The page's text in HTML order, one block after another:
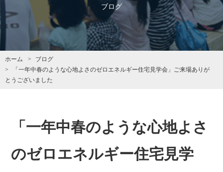
ブログ
ホーム
ブログ
「一年中春のような心地よさのゼロエネルギー住宅見学会」ご来場ありが
とうございました
「一年中春のような心地よさ
のゼロエネルギー住宅見学